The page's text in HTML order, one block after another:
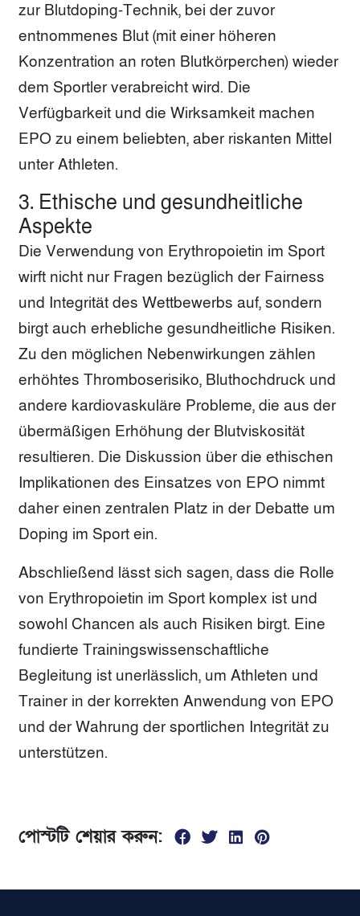
zur Blutdoping-Technik, bei der zuvor
entnommenes Blut (mit einer höheren
Konzentration an roten Blutkörperchen) wieder
dem Sportler verabreicht wird. Die
Verfügbarkeit und die Wirksamkeit machen
EPO zu einem beliebten, aber riskanten Mittel
unter Athleten.
3. Ethische und gesundheitliche
Aspekte
Die Verwendung von Erythropoietin im Sport
wirft nicht nur Fragen bezüglich der Fairness
und Integrität des Wettbewerbs auf, sondern
birgt auch erhebliche gesundheitliche Risiken.
Zu den möglichen Nebenwirkungen zählen
erhöhtes Thromboserisiko, Bluthochdruck und
andere kardiovaskuläre Probleme, die aus der
übermäßigen Erhöhung der Blutviskosität
resultieren. Die Diskussion über die ethischen
Implikationen des Einsatzes von EPO nimmt
daher einen zentralen Platz in der Debatte um
Doping im Sport ein.
Abschließend lässt sich sagen, dass die Rolle
von Erythropoietin im Sport komplex ist und
sowohl Chancen als auch Risiken birgt. Eine
fundierte Trainingswissenschaftliche
Begleitung ist unerlässlich, um Athleten und
Trainer in der korrekten Anwendung von EPO
und der Wahrung der sportlichen Integrität zu
unterstützen.
পোস্টটি শেয়ার করুন: